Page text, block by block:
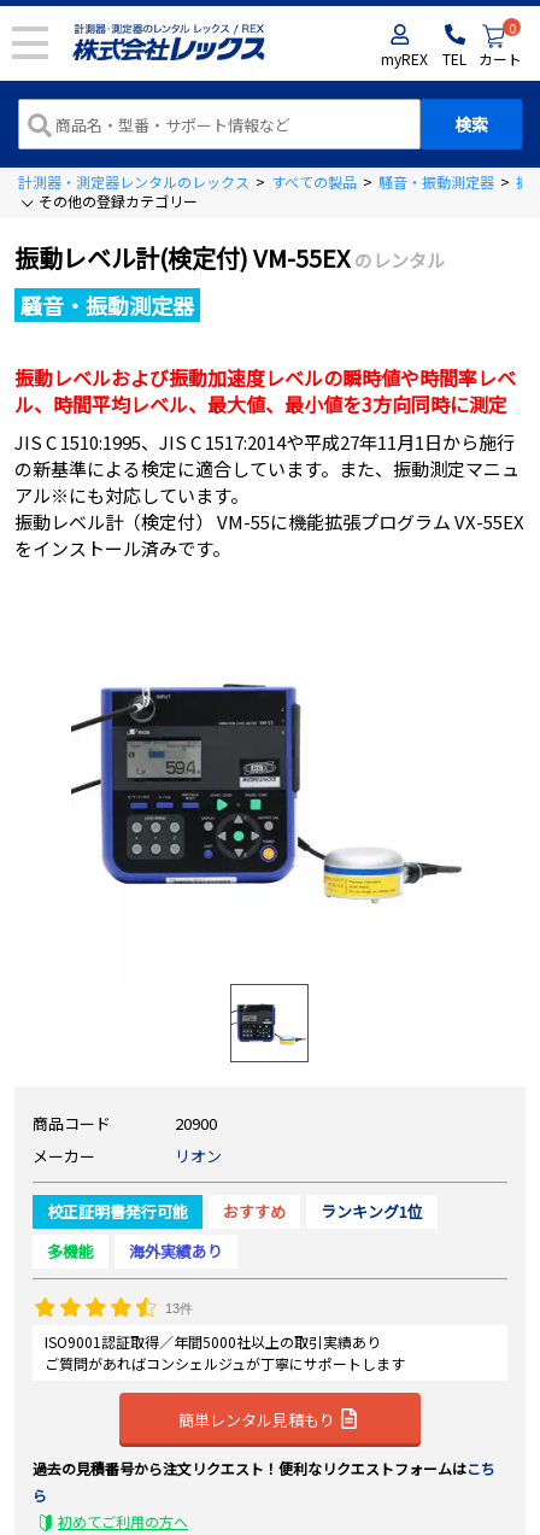
myREX TEL
0
カート
計測器・測定器レンタルのレックス > すべての製品 > 騒音・振動測定器 > 振
その他の登録カテゴリー
振動レベル計(検定付) VM-55EX のレンタル
騒音・振動測定器
振動レベルおよび振動加速度レベルの瞬時値や時間率レベ
ル、時間平均レベル、最大値、最小値を3方向同時に測定
JIS C 1510:1995、JIS C 1517:2014や平成27年11月1日から施行
の新基準による検定に適合しています。また、振動測定マニュ
アル※にも対応しています。
振動レベル計（検定付） VM-55に機能拡張プログラム VX-55EX
をインストール済みです。
商品コード
20900
メーカー
リオン
校正証明書発行可能 おすすめ
ランキング1位
多機能
海外実績あり
13件
ISO9001認証取得／年間5000社以上の取引実績あり
ご質問があればコンシェルジュが丁寧にサポートします
簡単レンタル見積もり
過去の見積番号から注文リクエスト！便利なリクエストフォームはこち
ら
初めてご利用の方へ